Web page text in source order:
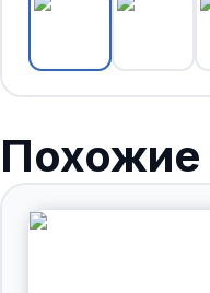
Похожие